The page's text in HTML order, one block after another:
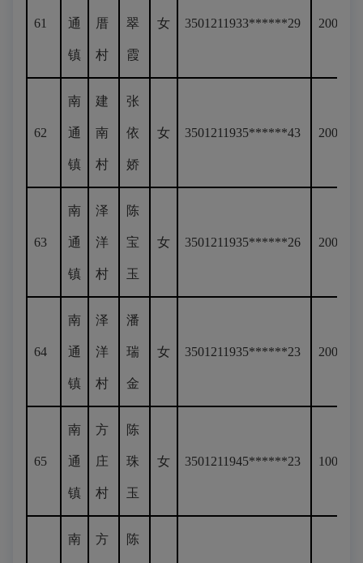
61 通
镇
厝
村
翠
霞
女 3501211933******29 200
62
南
通
镇
建
南
村
张
依
娇
女 3501211935******43 200
63
南
通
镇
泽
洋
村
陈
宝
玉
女 3501211935******26 200
64
南
通
镇
泽
洋
村
潘
瑞
金
女 3501211935******23 200
65
南
通
镇
方
庄
村
陈
珠
玉
女 3501211945******23 100
南 方 陈